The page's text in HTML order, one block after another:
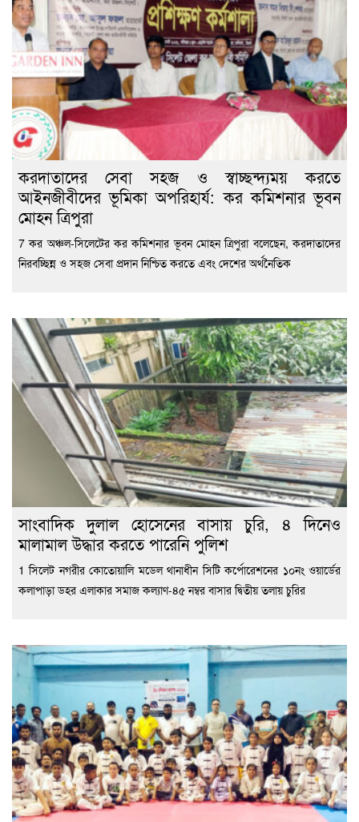
করদাতাদের সেবা সহজ ও স্বাচ্ছন্দ্যময় করতে
আইনজীবীদের ভূমিকা অপরিহার্য: কর কমিশনার ভূবন
মোহন ত্রিপুরা
7 কর অঞ্চল-সিলেটের কর কমিশনার ভূবন মোহন ত্রিপুরা বলেছেন, করদাতাদের
নিরবচ্ছিন্ন ও সহজ সেবা প্রদান নিশ্চিত করতে এবং দেশের অর্থনৈতিক
সাংবাদিক দুলাল হোসেনের বাসায় চুরি, ৪ দিনেও
মালামাল উদ্ধার করতে পারেনি পুলিশ
1 সিলেট নগরীর কোতোয়ালি মডেল থানাধীন সিটি কর্পোরেশনের ১০নং ওয়ার্ডের
কলাপাড়া ডহর এলাকার সমাজ কল্যাণ-৪৫ নম্বর বাসার দ্বিতীয় তলায় চুরির